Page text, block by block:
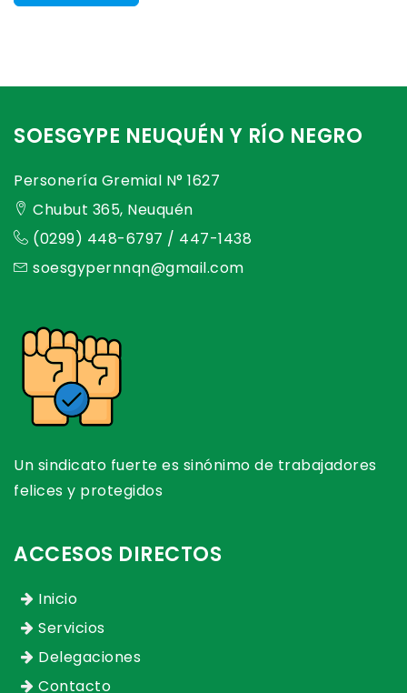
SOESGYPE NEUQUÉN Y RÍO NEGRO
Personería Gremial N° 1627
Chubut 365, Neuquén
(0299) 448-6797 / 447-1438
soesgypernnqn@gmail.com
Un sindicato fuerte es sinónimo de trabajadores
felices y protegidos
ACCESOS DIRECTOS
Inicio
Servicios
Delegaciones
Contacto